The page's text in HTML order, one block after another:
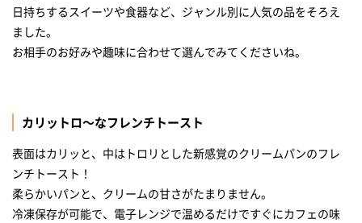
日持ちするスイーツや食器など、ジャンル別に人気の品をそろえ
ました。
お相手のお好みや趣味に合わせて選んでみてくださいね。
カリットロ～なフレンチトースト
表面はカリッと、中はトロリとした新感覚のクリームパンのフレ
ンチトースト！
柔らかいパンと、クリームの甘さがたまりません。
冷凍保存が可能で、電子レンジで温めるだけですぐにカフェの味